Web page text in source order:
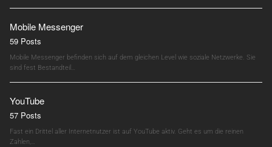
Mobile Messenger
59 Posts
Mobile Messenger befinden sich auf dem gleichen Level wie soziale Netzwerke. Sie
sind fest Bestandteil…
YouTube
57 Posts
Fast ein Drittel aller Internetnutzer ist auf YouTube aktiv. Geht es um die reinen
Zahlen,…